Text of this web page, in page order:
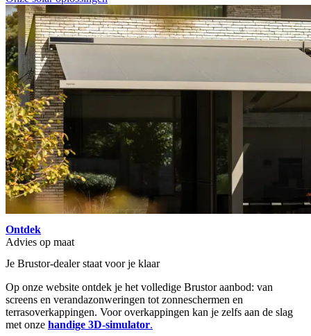
Ontdek
Advies op maat
Je Brustor-dealer staat voor je klaar
Op onze website ontdek je het volledige Brustor aanbod: van
screens en verandazonweringen tot zonneschermen en
terrasoverkappingen. Voor overkappingen kan je zelfs aan de slag
met onzehandige 3D-simulator.